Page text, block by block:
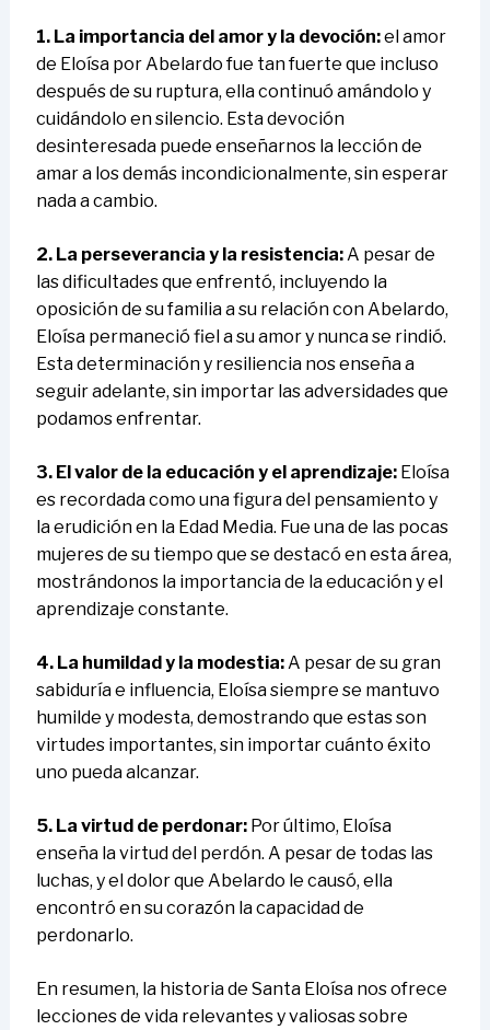
1. La importancia del amor y la devoción:el amor
de Eloísa por Abelardo fue tan fuerte que incluso
después de su ruptura, ella continuó amándolo y
cuidándolo en silencio. Esta devoción
desinteresada puede enseñarnos la lección de
amar a los demás incondicionalmente, sin esperar
nada a cambio.
2. La perseverancia y la resistencia:A pesar de
las dificultades que enfrentó, incluyendo la
oposición de su familia a su relación con Abelardo,
Eloísa permaneció fiel a su amor y nunca se rindió.
Esta determinación y resiliencia nos enseña a
seguir adelante, sin importar las adversidades que
podamos enfrentar.
3. El valor de la educación y el aprendizaje:Eloísa
es recordada como una figura del pensamiento y
la erudición en la Edad Media. Fue una de las pocas
mujeres de su tiempo que se destacó en esta área,
mostrándonos la importancia de la educación y el
aprendizaje constante.
4. La humildad y la modestia:A pesar de su gran
sabiduría e influencia, Eloísa siempre se mantuvo
humilde y modesta, demostrando que estas son
virtudes importantes, sin importar cuánto éxito
uno pueda alcanzar.
5. La virtud de perdonar:Por último, Eloísa
enseña la virtud del perdón. A pesar de todas las
luchas, y el dolor que Abelardo le causó, ella
encontró en su corazón la capacidad de
perdonarlo.
En resumen, la historia de Santa Eloísa nos ofrece
lecciones de vida relevantes y valiosas sobre